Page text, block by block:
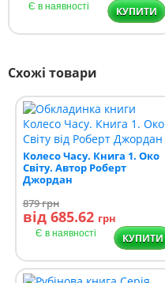
Є в наявності КУПИТИ
Схожі товари
Колесо Часу. Книга 1. Око
Світу. Автор Роберт
Джордан
879грн
від 685.62 грн
Є в наявності КУПИТИ